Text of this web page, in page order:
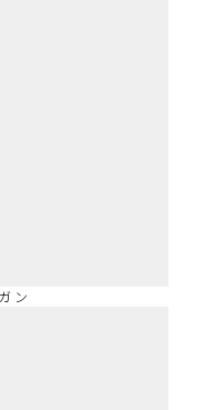
ン